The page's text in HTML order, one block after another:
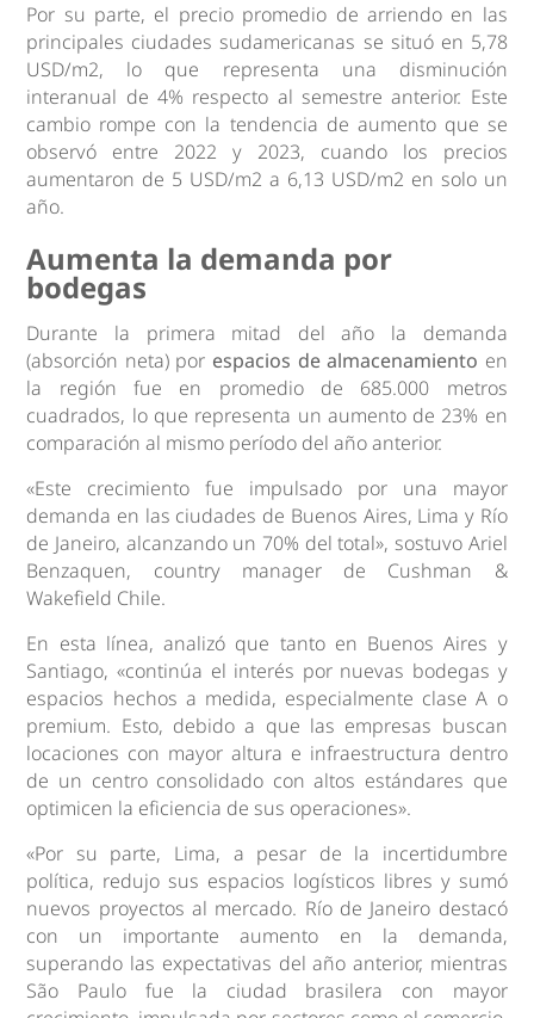
Por su parte, el precio promedio de arriendo en las
principales ciudades sudamericanas se situó en 5,78
USD/m2, lo que representa una disminución
interanual de 4% respecto al semestre anterior. Este
cambio rompe con la tendencia de aumento que se
observó entre 2022 y 2023, cuando los precios
aumentaron de 5 USD/m2 a 6,13 USD/m2 en solo un
año.
Aumenta la demanda por
bodegas
Durante la primera mitad del año la demanda
(absorción neta) por espacios de almacenamiento en
la región fue en promedio de 685.000 metros
cuadrados, lo que representa un aumento de 23% en
comparación al mismo período del año anterior.
«Este crecimiento fue impulsado por una mayor
demanda en las ciudades de Buenos Aires, Lima y Río
de Janeiro, alcanzando un 70% del total», sostuvo Ariel
Benzaquen, country manager de Cushman &
Wakefield Chile.
En esta línea, analizó que tanto en Buenos Aires y
Santiago, «continúa el interés por nuevas bodegas y
espacios hechos a medida, especialmente clase A o
premium. Esto, debido a que las empresas buscan
locaciones con mayor altura e infraestructura dentro
de un centro consolidado con altos estándares que
optimicen la eficiencia de sus operaciones».
«Por su parte, Lima, a pesar de la incertidumbre
política, redujo sus espacios logísticos libres y sumó
nuevos proyectos al mercado. Río de Janeiro destacó
con un importante aumento en la demanda,
superando las expectativas del año anterior, mientras
São Paulo fue la ciudad brasilera con mayor